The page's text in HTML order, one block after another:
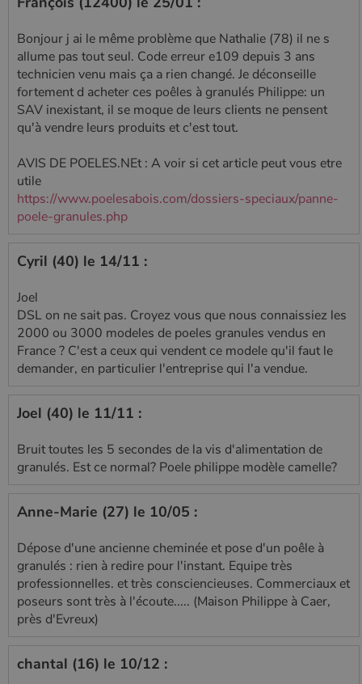
Bonjour j ai le même problème que Nathalie (78) il ne s
allume pas tout seul. Code erreur e109 depuis 3 ans
technicien venu mais ça a rien changé. Je déconseille
fortement d acheter ces poêles à granulés Philippe: un
SAV inexistant, il se moque de leurs clients ne pensent
qu'à vendre leurs produits et c'est tout.
AVIS DE POELES.NEt : A voir si cet article peut vous etre
utile
https://www.poelesabois.com/dossiers-speciaux/panne-
poele-granules.php
Cyril (40) le 14/11 :
Joel
DSL on ne sait pas. Croyez vous que nous connaissiez les
2000 ou 3000 modeles de poeles granules vendus en
France ? C'est a ceux qui vendent ce modele qu'il faut le
demander, en particulier l'entreprise qui l'a vendue.
Joel (40) le 11/11 :
Bruit toutes les 5 secondes de la vis d'alimentation de
granulés. Est ce normal? Poele philippe modèle camelle?
Anne-Marie (27) le 10/05 :
Dépose d'une ancienne cheminée et pose d'un poêle à
granulés : rien à redire pour l'instant. Equipe très
professionnelles. et très consciencieuses. Commerciaux et
poseurs sont très à l'écoute..... (Maison Philippe à Caer,
près d'Evreux)
chantal (16) le 10/12 :